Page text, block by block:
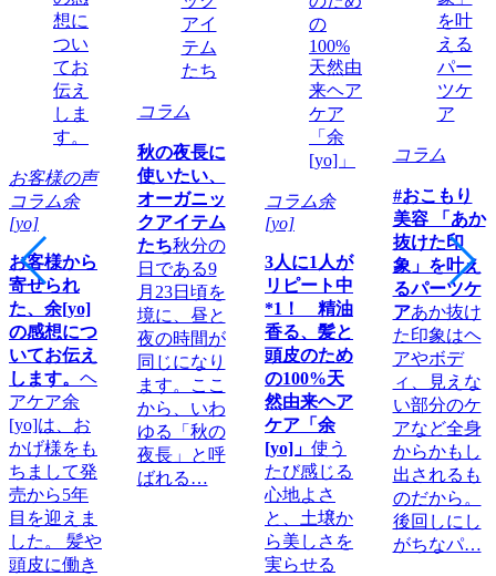
お客様の声
コラム余
[yo]
お客様から
寄せられ
た、余[yo]
の感想につ
いてお伝え
します。 ヘ
アケア余
[yo]は、お
かげ様をも
ちまして発
売から5年
目を迎えま
した。 髪や
頭皮に働き
コラム
秋の夜長に
使いたい、
オーガニッ
クアイテム
たち秋分の
日である9
月23日頃を
境に、昼と
夜の時間が
同じになり
ます。ここ
から、いわ
ゆる「秋の
夜長」と呼
ばれる…
コラム余
[yo]
3人に1人が
リピート中
*1！ 精油
香る、髪と
頭皮のため
の100%天
然由来ヘア
ケア「余
[yo]」 使う
たび感じる
心地よさ
と、土壌か
ら美しさを
実らせる
コラム
#おこもり
美容 「あか
抜けた印
象」を叶え
るパーツケ
アあか抜け
た印象はヘ
アやボデ
ィ、見えな
い部分のケ
アなど全身
からかもし
出されるも
のだから。
後回しにし
がちなパ…